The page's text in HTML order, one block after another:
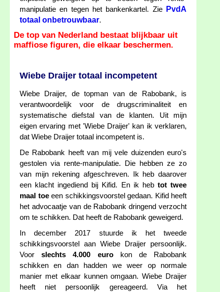
manipulatie en tegen het bankenkartel. Zie
PvdA
totaal onbetrouwbaar.
De top van Nederland bestaat blijkbaar uit
maffiose figuren, die elkaar beschermen.
Wiebe Draijer totaal incompetent
Wiebe Draijer, de topman van de Rabobank, is
verantwoordelijk voor de drugscriminaliteit en
systematische diefstal van de klanten. Uit mijn
eigen ervaring met 'Wiebe Draijer' kan ik verklaren,
dat Wiebe Draijer totaal incompetent is.
De Rabobank heeft van mij vele duizenden euro's
gestolen via rente-manipulatie. Die hebben ze zo
van mijn rekening afgeschreven. Ik heb daarover
een klacht ingediend bij Kifid. En ik heb tot twee
maal toeeen schikkingsvoorstel gedaan. Kifid heeft
het advocaatje van de Rabobank dringend verzocht
om te schikken. Dat heeft de Rabobank geweigerd.
In december 2017 stuurde ik het tweede
schikkingsvoorstel aan Wiebe Draijer persoonlijk.
Voorslechts 4.000 eurokon de Rabobank
schikken en dan hadden we weer op normale
manier met elkaar kunnen omgaan. Wiebe Draijer
heeft niet persoonlijk gereageerd. Via het